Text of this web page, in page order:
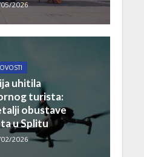
2026
uhitila
turista:
obustave
u Splitu
2026